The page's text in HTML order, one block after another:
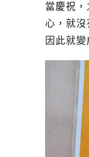
當慶祝
心，就沒
因此就